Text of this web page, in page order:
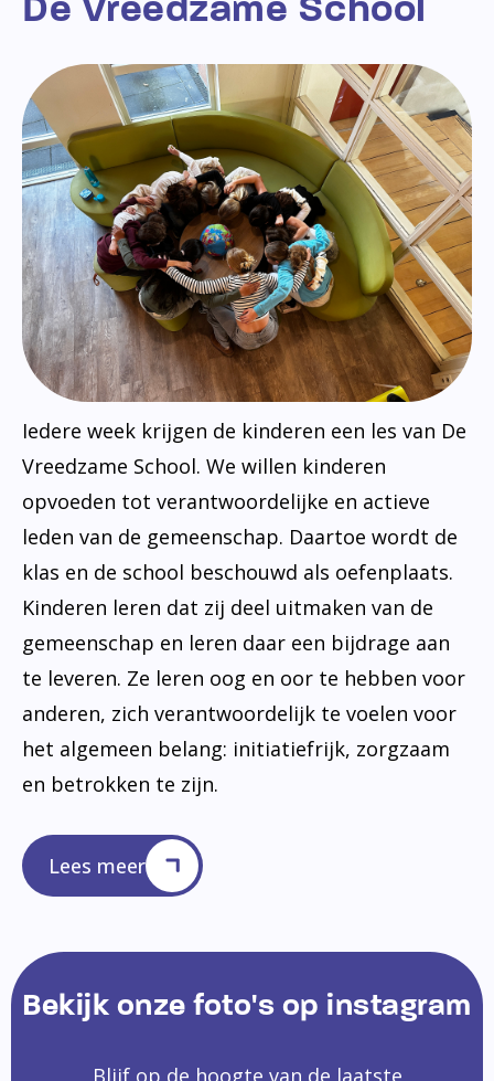
Iedere week krijgen de kinderen een les van De
Vreedzame School. We willen kinderen
opvoeden tot verantwoordelijke en actieve
leden van de gemeenschap. Daartoe wordt de
klas en de school beschouwd als oefenplaats.
Kinderen leren dat zij deel uitmaken van de
gemeenschap en leren daar een bijdrage aan
te leveren. Ze leren oog en oor te hebben voor
anderen, zich verantwoordelijk te voelen voor
het algemeen belang: initiatiefrijk, zorgzaam
en betrokken te zijn.
Lees meer
Bekijk onze foto's op instagram
Blijf op de hoogte van de laatste